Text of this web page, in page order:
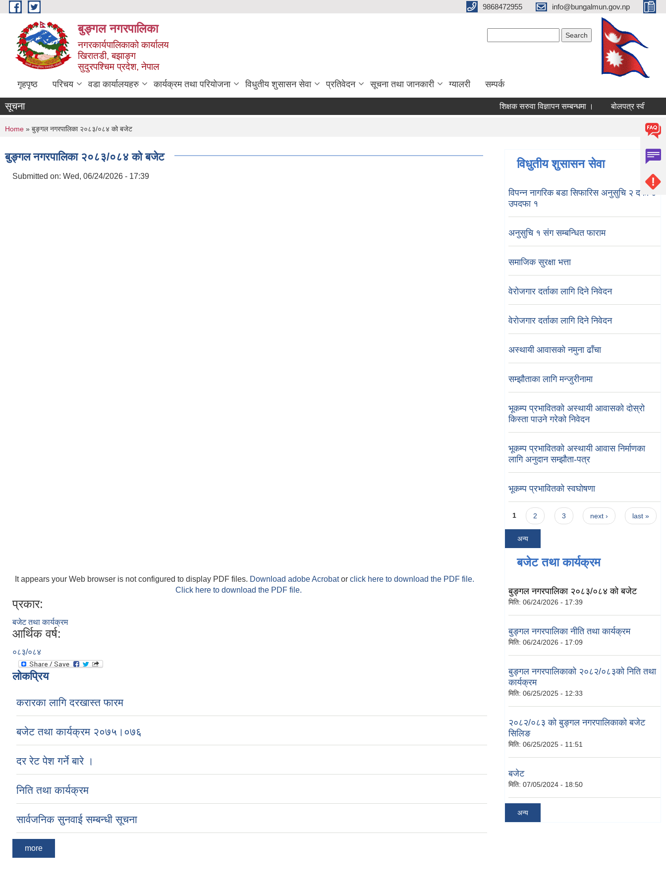
Skip to main content 9868472955 info@bungalmun.gov.np
बुङ्गल नगरपालिका
नगरकार्यपालिकाको कार्यालय
खिरातडी, बझाङ्ग
सुदुरपश्चिम प्रदेश, नेपाल
गृहपृष्ठ परिचय वडा कार्यालयहरु कार्यक्रम तथा परियोजना विधुतीय शुसासन सेवा प्रतिवेदन सूचना तथा जानकारी ग्यालरी सम्पर्क
सूचना शिक्षक सरुवा विज्ञापन सम्बन्धमा । बोलपत्र स्वीकृत गर्ने
You are here
Home » बुङ्गल नगरपालिका २०८३/०८४ को बजेट
बुङ्गल नगरपालिका २०८३/०८४ को बजेट
Submitted on: Wed, 06/24/2026 - 17:39
It appears your Web browser is not configured to display PDF files. Download adobe Acrobator click here to download the PDF file.
Click here to download the PDF file.
प्रकार:
बजेट तथा कार्यक्रम
आर्थिक वर्ष:
०८३/०८४
लोकप्रिय
करारका लागि दरखास्त फारम
बजेट तथा कार्यक्रम २०७५।०७६
दर रेट पेश गर्ने बारे ।
निति तथा कार्यक्रम
सार्वजनिक सुनवाई सम्बन्धी सूचना
more
विधुतीय शुसासन सेवा
विपन्न नागरिक बडा सिफारिस अनुसुचि २ दफा ४
उपदफा १
अनुसुचि १ संग सम्बन्धित फाराम
समाजिक सुरक्षा भत्ता
वेरोजगार दर्ताका लागि दिने निवेदन
वेरोजगार दर्ताका लागि दिने निवेदन
अस्थायी आवासको नमुना ढाँचा
सम्झौताका लागि मन्जुरीनामा
भूकम्प प्रभावितको अस्थायी आवासको दोस्रो
किस्ता पाउने गरेको निवेदन
भूकम्प प्रभावितको अस्थायी आवास निर्माणका
लागि अनुदान सम्झौता-पत्र
भूकम्प प्रभावितको स्वघोषणा
Pages
1 2 3 next › last »
अन्य
बजेट तथा कार्यक्रम
बुङ्गल नगरपालिका २०८३/०८४ को बजेट
मिति: 06/24/2026 - 17:39
बुङ्गल नगरपालिका नीति तथा कार्यक्रम
मिति: 06/24/2026 - 17:09
बुङ्गल नगरपालिकाको २०८२/०८३को निति तथा
कार्यक्रम
मिति: 06/25/2025 - 12:33
२०८२/०८३ को बुङ्गल नगरपालिकाको बजेट
सिलिङ
मिति: 06/25/2025 - 11:51
बजेट
मिति: 07/05/2024 - 18:50
अन्य